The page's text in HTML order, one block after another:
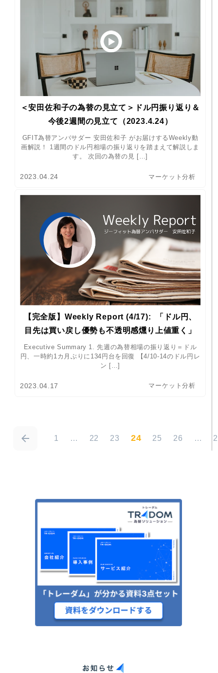
＜安田佐和子の為替の見立て＞ドル円振り返り＆
今後2週間の見立て（2023.4.24）
GFIT為替アンバサダー 安田佐和子 がお届けするWeekly動
画解説！ 1週間のドル円相場の振り返りを踏まえて解説しま
す。 次回の為替の見 […]
2023.04.24 マーケット分析
【完全版】Weekly Report (4/17): 「ドル円、
目先は買い戻し優勢も不透明感燻り上値重く」
Executive Summary 1. 先週の為替相場の振り返り＝ドル
円、一時約1カ月ぶりに134円台を回復 【4/10-14のドル円レ
ン […]
2023.04.17 マーケット分析
1 … 22 23 24 25 26 …